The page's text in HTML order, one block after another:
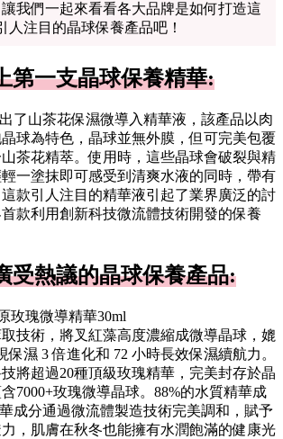
我們一起來看看各大品牌是如何打造這
人注目的晶球保養產品吧！
第一支晶球保養精華:
了山茶花保濕微導入精華液，該產品以肉
球為特色，晶球並無外膜，但可完美包覆
茶花精萃。使用時，這些晶球會破裂與精
一塗抹即可感受到清爽水液的同時，帶有
款引人注目的精華液引起了業界廣泛的討
款利用創新科技微流體技術開發的保養
受熱議的晶球保養產品:
玫瑰微導精華30ml
技術，將叉紅藻高度濃縮成微導晶球，媲
保濕 3 倍進化和 72 小時長效保濕續航力。
將超過20種頂級玫瑰精華，完美封存於晶
7000+玫瑰微導晶球。88%的水質精華成
成分通過微流體製造技術完美調和，賦予
，肌膚在秋冬也能擁有水潤飽滿的健康光